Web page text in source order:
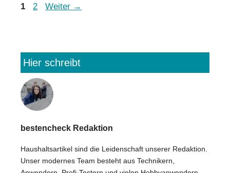
Seite
1 Seite
2 Weiter →
Hier schreibt
bestencheck Redaktion
Haushaltsartikel sind die Leidenschaft unserer Redaktion.
Unser modernes Team besteht aus Technikern,